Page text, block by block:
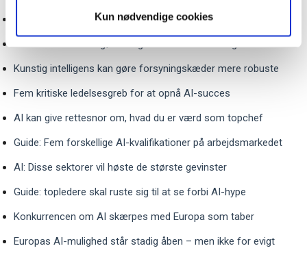
Kun nødvendige cookies
Studie: Generativ AI løfter hurtigt kvalitet af nyansatte
Kunstig intelligens kan gøre forsyningskæder mere robuste
Fem kritiske ledelsesgreb for at opnå AI-succes
AI kan give rettesnor om, hvad du er værd som topchef
Guide: Fem forskellige AI-kvalifikationer på arbejdsmarkedet
AI: Disse sektorer vil høste de største gevinster
Guide: topledere skal ruste sig til at se forbi AI-hype
Konkurrencen om AI skærpes med Europa som taber
Europas AI-mulighed står stadig åben – men ikke for evigt